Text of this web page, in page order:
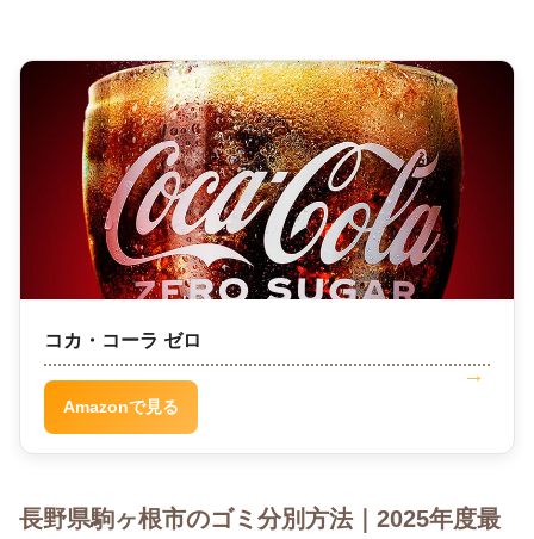
コカ・コーラ ゼロ
Amazonで見る
長野県駒ヶ根市のゴミ分別方法｜2025年度最